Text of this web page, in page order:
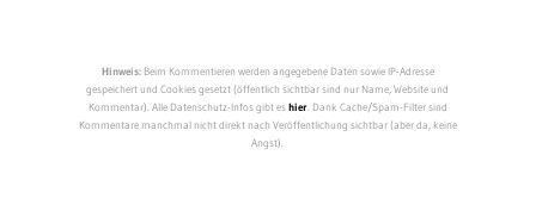
Hinweis:Beim Kommentieren werden angegebene Daten sowie IP-Adresse
gespeichert und Cookies gesetzt (öffentlich sichtbar sind nur Name, Website und
Kommentar). Alle Datenschutz-Infos gibt eshier. Dank Cache/Spam-Filter sind
Kommentare manchmal nicht direkt nach Veröffentlichung sichtbar (aber da, keine
Angst).